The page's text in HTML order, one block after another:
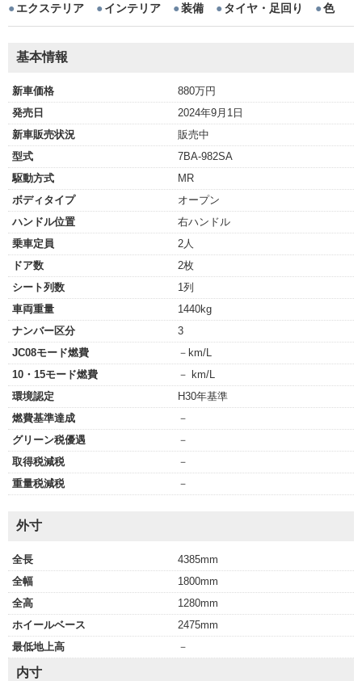
エクステリア
インテリア 装備 タイヤ・足回り 色
基本情報
新車価格
880万円
発売日
2024年9月1日
新車販売状況
販売中
型式
7BA-982SA
駆動方式
MR
ボディタイプ
オープン
ハンドル位置
右ハンドル
乗車定員
2人
ドア数
2枚
シート列数
1列
車両重量
1440kg
ナンバー区分
3
JC08モード燃費
－km/L
10・15モード燃費
－ km/L
環境認定
H30年基準
燃費基準達成
－
グリーン税優遇
－
取得税減税
－
重量税減税
－
外寸
全長
4385mm
全幅
1800mm
全高
1280mm
ホイールベース
2475mm
最低地上高
－
内寸